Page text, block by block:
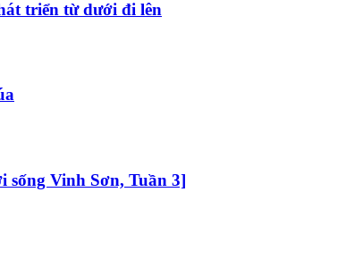
triển từ dưới đi lên
sống Vinh Sơn, Tuần 3]